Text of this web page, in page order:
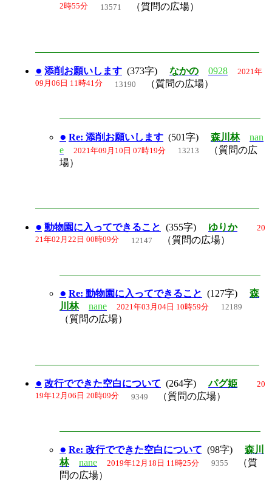
2時55分 13571 （質問の広場）
● 添削お願いします (373字) なかの 0928 2021年
09月06日 11時41分 13190 （質問の広場）
● Re: 添削お願いします (501字) 森川林
nan
e
2021年09月10日 07時19分 13213
（質問の広
場）
● 動物園に入ってできること (355字) ゆりか 20
21年02月22日 00時09分 12147 （質問の広場）
● Re: 動物園に入ってできること (127字) 森
川林
nane 2021年03月04日 10時59分 12189
（質問の広場）
● 改行でできた空白について (264字)パグ姫 20
19年12月06日 20時09分 9349 （質問の広場）
● Re: 改行でできた空白について (98字) 森川
林
nane 2019年12月18日 11時25分 9355
（質
問の広場）